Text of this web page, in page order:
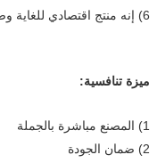
6) إنه منتج اقتصادي للغاية وصديق للبيئة.
ميزة تنافسية:
1) المصنع مباشرة بالجملة
2) ضمان الجودة